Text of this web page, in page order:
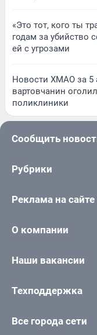
«Это тот, кого ты
годам за убийство
ей с угрозами
Новости ХМАО за 5
вартовчанин
поликлиники
Сообщить
Рубрики
Реклама на сайте
О компании
Наши вакансии
Техподдержка
Все города сети